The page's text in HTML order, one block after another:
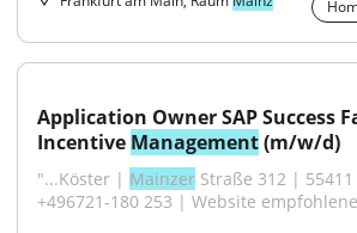
Application Owner SAP Success
Incentive Management (m/w/d)
"...Köster | Mainzer Straße 312 |
+496721-180 253 | Website